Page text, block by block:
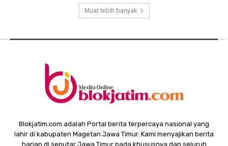
Muat lebih banyak
Blokjatim.com adalah Portal berita terpercaya nasional yang
lahir di kabupaten Magetan Jawa Timur. Kami menyajikan berita
harian di seputar Jawa Timur pada khususnya dan seluruh